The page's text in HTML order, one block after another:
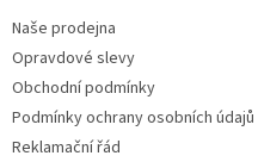
Naše prodejna
Opravdové slevy
Obchodní podmínky
Podmínky ochrany osobních údajů
Reklamační řád